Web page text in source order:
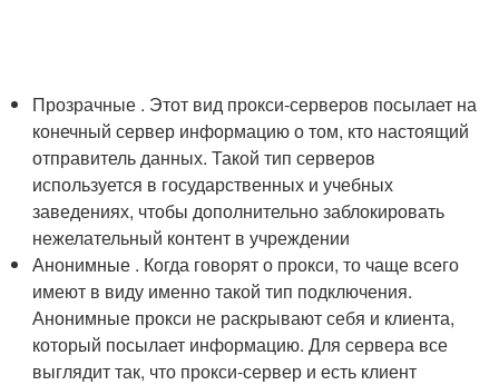
Прозрачные . Этот вид прокси-серверов посылает на
конечный сервер информацию о том, кто настоящий
отправитель данных. Такой тип серверов
используется в государственных и учебных
заведениях, чтобы дополнительно заблокировать
нежелательный контент в учреждении
Анонимные . Когда говорят о прокси, то чаще всего
имеют в виду именно такой тип подключения.
Анонимные прокси не раскрывают себя и клиента,
который посылает информацию. Для сервера все
выглядит так, что прокси-сервер и есть клиент